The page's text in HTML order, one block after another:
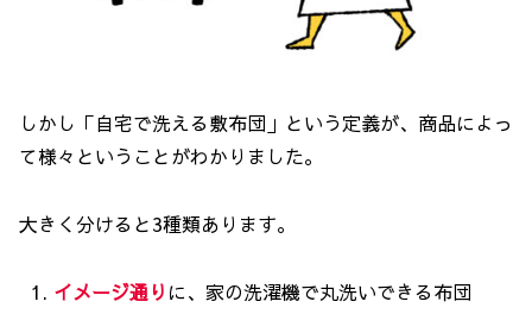
しかし「自宅で洗える敷布団」という定義が、商品によっ
て様々ということがわかりました。
大きく分けると3種類あります。
イメージ通り に、家の洗濯機で丸洗いできる布団